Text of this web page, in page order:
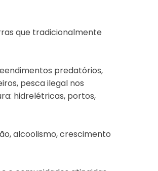
que tradicionalmente
predatórios,
pesca ilegal nos
hidrelétricas, portos,
alcoolismo, crescimento